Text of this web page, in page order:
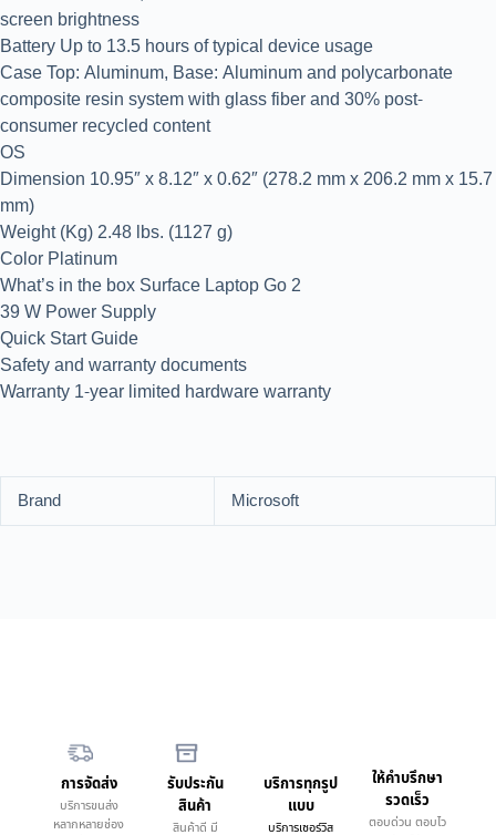
screen brightness
Battery Up to 13.5 hours of typical device usage
Case Top: Aluminum, Base: Aluminum and polycarbonate
composite resin system with glass fiber and 30% post-
consumer recycled content
OS
Dimension 10.95″ x 8.12″ x 0.62″ (278.2 mm x 206.2 mm x 15.7
mm)
Weight (Kg) 2.48 lbs. (1127 g)
Color Platinum
What’s in the box Surface Laptop Go 2
39 W Power Supply
Quick Start Guide
Safety and warranty documents
Warranty 1-year limited hardware warranty
Brand Microsoft
การจัดส่ง
บริการขนส่ง
หลากหลายช่อง
รับประกัน
สินค้า
สินค้าดี มี
บริการทุกรูป
แบบ
บริการเซอร์วิส
ให้คำบรึกษา
รวดเร็ว
ตอบด่วน ตอบไว